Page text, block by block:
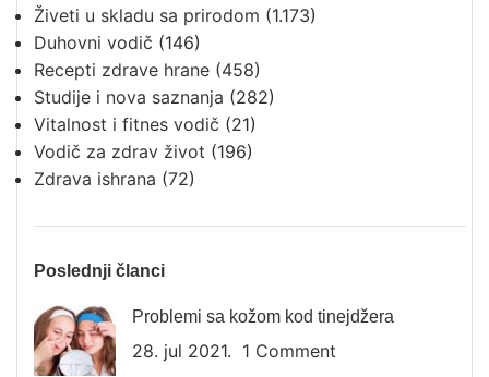
Živeti u skladu sa prirodom (1.173)
Duhovni vodič (146)
Recepti zdrave hrane (458)
Studije i nova saznanja (282)
Vitalnost i fitnes vodič (21)
Vodič za zdrav život (196)
Zdrava ishrana (72)
Poslednji članci
Problemi sa kožom kod tinejdžera
28. jul 2021. 1 Comment